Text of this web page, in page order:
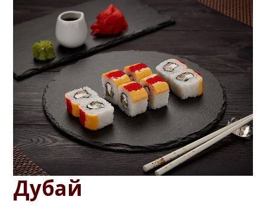
Дубай